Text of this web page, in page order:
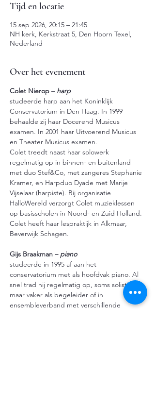
Tijd en locatie
15 sep 2026, 20:15 – 21:45
NH kerk, Kerkstraat 5, Den Hoorn Texel,
Nederland
Over het evenement
Colet Nierop – harp
studeerde harp aan het Koninklijk
Conservatorium in Den Haag. In 1999
behaalde zij haar Docerend Musicus
examen. In 2001 haar Uitvoerend Musicus
en Theater Musicus examen.
Colet treedt naast haar solowerk
regelmatig op in binnen- en buitenland
met duo Stef&Co, met zangeres Stephanie
Kramer, en Harpduo Dyade met Marije
Vijselaar (harpiste). Bij organisatie
HalloWereld verzorgt Colet muzieklessen
op basisscholen in Noord- en Zuid Holland.
Colet heeft haar lespraktijk in Alkmaar,
Beverwijk Schagen.
Gijs Braakman – piano
studeerde in 1995 af aan het
conservatorium met als hoofdvak piano. Al
snel trad hij regelmatig op, soms solistisch,
maar vaker als begeleider of in
ensembleverband met verschillende